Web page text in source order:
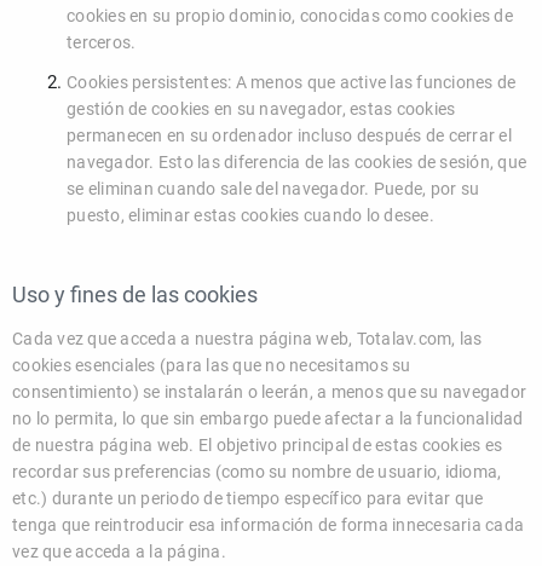
cookies en su propio dominio, conocidas como cookies de
terceros.
Cookies persistentes: A menos que active las funciones de
gestión de cookies en su navegador, estas cookies
permanecen en su ordenador incluso después de cerrar el
navegador. Esto las diferencia de las cookies de sesión, que
se eliminan cuando sale del navegador. Puede, por su
puesto, eliminar estas cookies cuando lo desee.
Uso y fines de las cookies
Cada vez que acceda a nuestra página web, Totalav.com, las
cookies esenciales (para las que no necesitamos su
consentimiento) se instalarán o leerán, a menos que su navegador
no lo permita, lo que sin embargo puede afectar a la funcionalidad
de nuestra página web. El objetivo principal de estas cookies es
recordar sus preferencias (como su nombre de usuario, idioma,
etc.) durante un periodo de tiempo específico para evitar que
tenga que reintroducir esa información de forma innecesaria cada
vez que acceda a la página.